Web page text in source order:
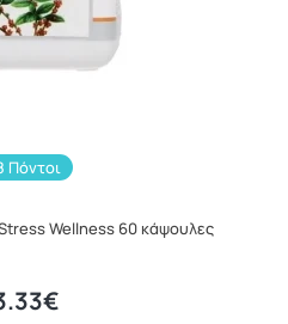
Πόντοι
Wellness 60 κάψουλες